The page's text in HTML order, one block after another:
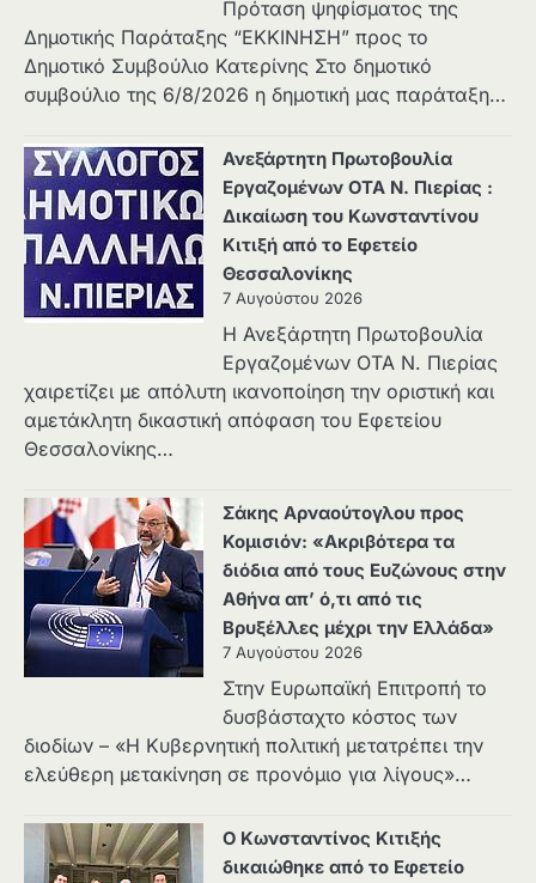
Πρόταση ψηφίσματος της
Δημοτικής Παράταξης “ΕΚΚΙΝΗΣΗ” προς το
Δημοτικό Συμβούλιο Κατερίνης Στο δημοτικό
συμβούλιο της 6/8/2026 η δημοτική μας παράταξη…
Ανεξάρτητη Πρωτοβουλία
Εργαζομένων ΟΤΑ Ν. Πιερίας :
Δικαίωση του Κωνσταντίνου
Κιτιξή από το Εφετείο
Θεσσαλονίκης
7 Αυγούστου 2026
Η Ανεξάρτητη Πρωτοβουλία
Εργαζομένων ΟΤΑ Ν. Πιερίας
χαιρετίζει με απόλυτη ικανοποίηση την οριστική και
αμετάκλητη δικαστική απόφαση του Εφετείου
Θεσσαλονίκης…
Σάκης Αρναούτογλου προς
Κομισιόν: «Ακριβότερα τα
διόδια από τους Ευζώνους στην
Αθήνα απ’ ό,τι από τις
Βρυξέλλες μέχρι την Ελλάδα»
7 Αυγούστου 2026
Στην Ευρωπαϊκή Επιτροπή το
δυσβάσταχτο κόστος των
διοδίων – «Η Κυβερνητική πολιτική μετατρέπει την
ελεύθερη μετακίνηση σε προνόμιο για λίγους»…
Ο Κωνσταντίνος Κιτιξής
δικαιώθηκε από το Εφετείο